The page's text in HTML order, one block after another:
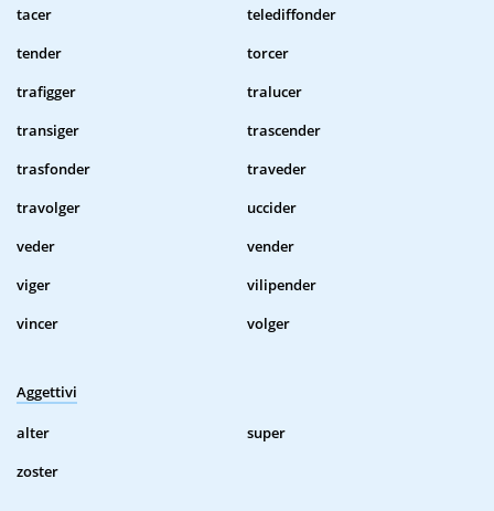
tacer
telediffonder
tender
torcer
trafigger
tralucer
transiger
trascender
trasfonder
traveder
travolger
uccider
veder
vender
viger
vilipender
vincer
volger
Aggettivi
alter
super
zoster